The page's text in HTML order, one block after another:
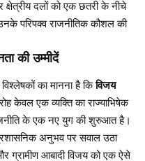
क्षेत्रीय दलों को एक छतरी के नीचे
परिपक्व राजनीतिक कौशल की
की उम्मीदें
का मानना है किविजय
केवल एक व्यक्ति का राज्याभिषेक
के एक नए युग की शुरुआत है।
अनुभव पर सवाल उठा
ग्रामीण आबादी विजय को एक ऐसे